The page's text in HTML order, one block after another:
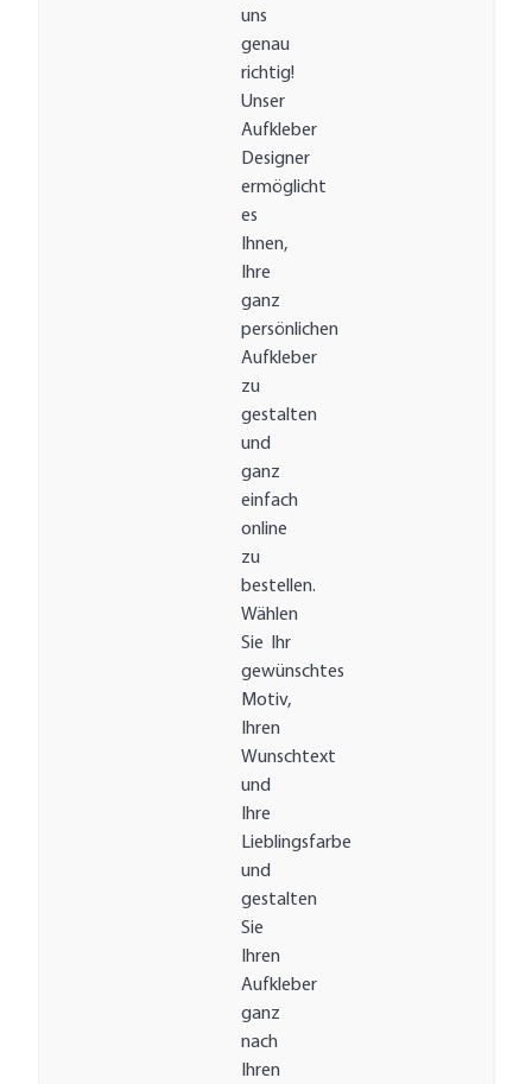
uns
genau
richtig!
Unser
Aufkleber
Designer
ermöglicht
es
Ihnen,
Ihre
ganz
persönlichen
Aufkleber
zu
gestalten
und
ganz
einfach
online
zu
bestellen.
Wählen
Sie Ihr
gewünschtes
Motiv,
Ihren
Wunschtext
und
Ihre
Lieblingsfarbe
und
gestalten
Sie
Ihren
Aufkleber
ganz
nach
Ihren